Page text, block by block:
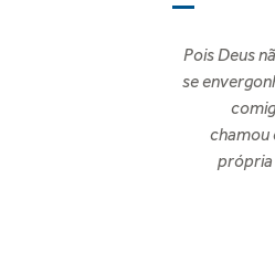
Pois Deus
se
chamou
própria